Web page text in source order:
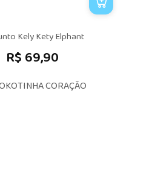
Kely Kety Elphant
R$ 69,90